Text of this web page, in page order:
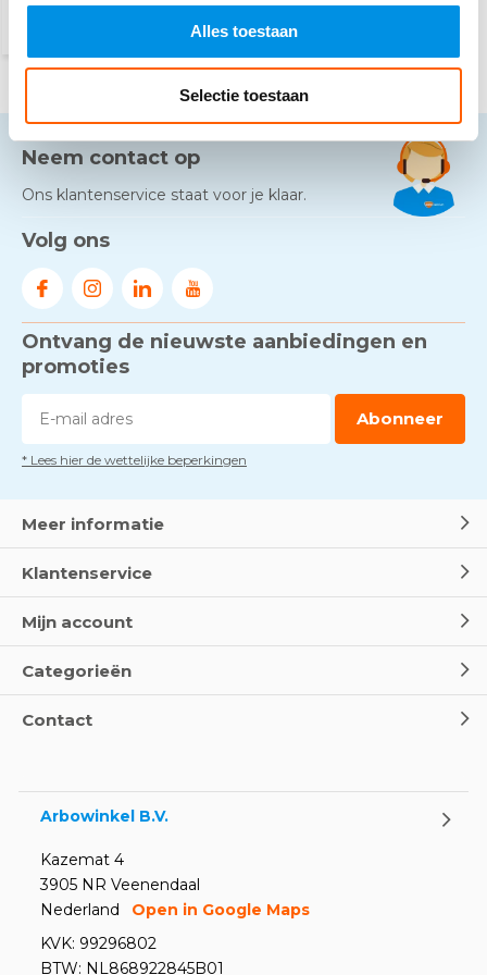
Alles toestaan
Selectie toestaan
Neem contact op
Ons klantenservice staat voor je klaar.
Volg ons
Ontvang de nieuwste aanbiedingen en
promoties
Abonneer
* Lees hier de wettelijke beperkingen
Meer informatie
Klantenservice
Mijn account
Categorieën
Contact
Arbowinkel B.V.
Kazemat 4
3905 NR Veenendaal
Nederland
Open in Google Maps
KVK: 99296802
BTW: NL868922845B01